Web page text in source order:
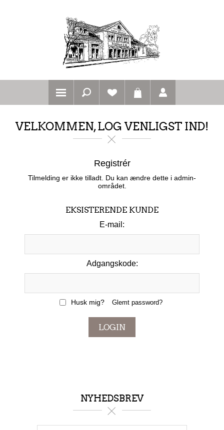
VELKOMMEN, LOG VENLIGST IND!
Registrér
Tilmelding er ikke tilladt. Du kan ændre dette i admin-
området.
EKSISTERENDE KUNDE
E-mail:
Adgangskode:
Husk mig? Glemt password?
LOGIN
NYHEDSBREV